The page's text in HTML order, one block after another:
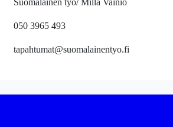
Suomalainen työ/ Milla Vainio
050 3965 493
tapahtumat@suomalainentyo.fi